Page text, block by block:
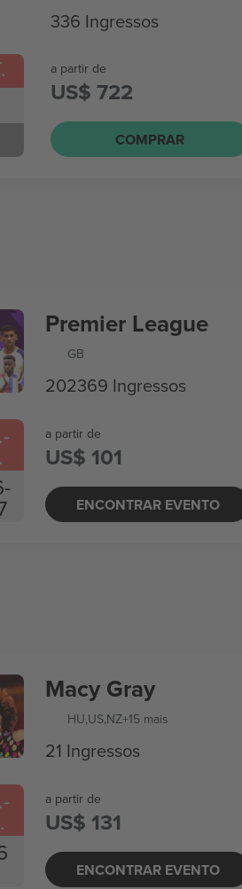
336 Ingressos
a partir de
US$ 722
COMPRAR
-
-
Premier League
GB
202369 Ingressos
a partir de
US$ 101
ENCONTRAR EVENTO
-
Macy Gray
HU,US,NZ+15 mais
21 Ingressos
a partir de
US$ 131
ENCONTRAR EVENTO